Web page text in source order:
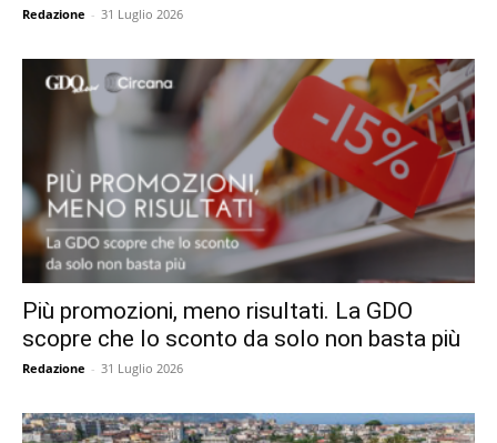
Redazione - 31 Luglio 2026
Più promozioni, meno risultati. La GDO
scopre che lo sconto da solo non basta più
Redazione - 31 Luglio 2026